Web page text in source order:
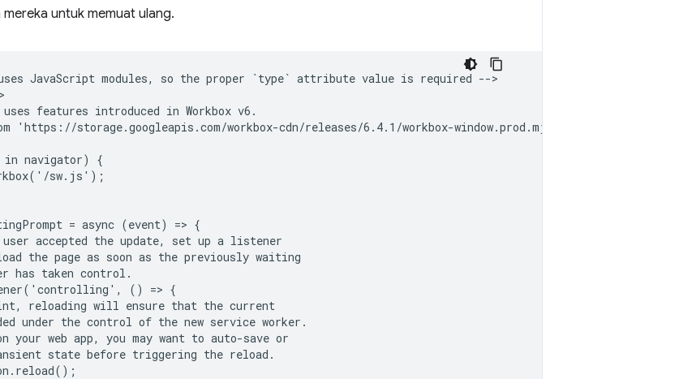
untuk memuat ulang.
JavaScript modules, so the proper `type` attribute value is required -->
features introduced in Workbox v6.
'https://storage.googleapis.com/workbox-cdn/releases/6.4.1/workbox-window.prod.mjs';
navigator) {
sw.js');
= async (event) => {
accepted the update, set up a listener
the page as soon as the previously waiting
has taken control.
() => {
reloading will ensure that the current
under the control of the new service worker.
your web app, you may want to auto-save or
state before triggering the reload.